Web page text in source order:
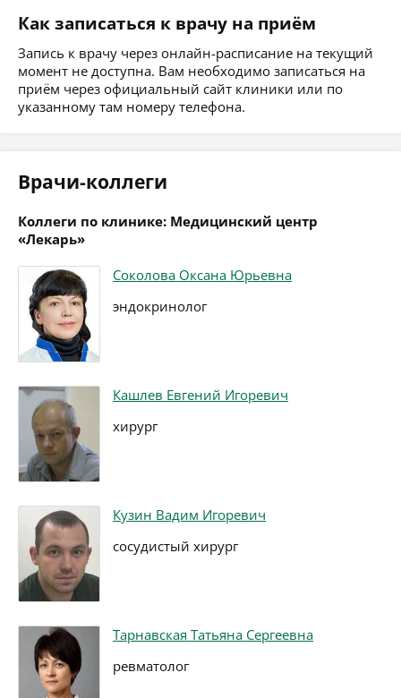
Как записаться к врачу на приём
Запись к врачу через онлайн-расписание на текущий
момент не доступна. Вам необходимо записаться на
приём через официальный сайт клиники или по
указанному там номеру телефона.
Врачи-коллеги
Коллеги по клинике: Медицинский центр
«Лекарь»
Соколова Оксана Юрьевна
эндокринолог
Кашлев Евгений Игоревич
хирург
Кузин Вадим Игоревич
сосудистый хирург
Тарнавская Татьяна Сергеевна
ревматолог